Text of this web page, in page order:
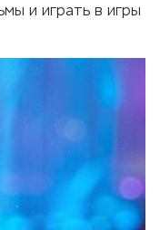
и играть в игры